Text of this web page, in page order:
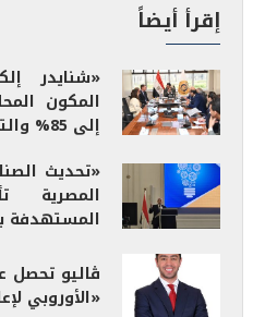
إقرأ أيضاً
«شنايدر
المكون
إلى 85% والتوسع في التصنيع
المصرية
المستهدفة
«الأوروبي